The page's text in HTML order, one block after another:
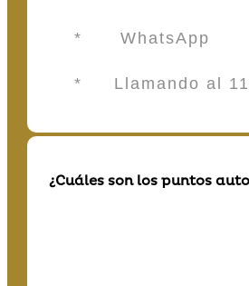
* WhatsApp
* Llamando al
¿Cuáles son los puntos